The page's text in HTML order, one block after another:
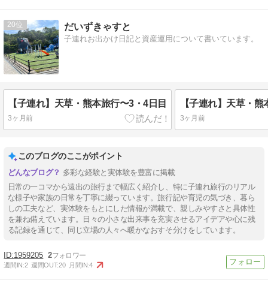
20 だいずきゃすと
子連れお出かけ日記と資産運用について書いています。
【子連れ】天草・熊本旅行〜3・4日目
3ヶ月前
【子連れ】天草・
3ヶ月前
このブログのここがポイント
多彩な経験と実体験を豊富に掲載
日常の一コマから遠出の旅行まで幅広く紹介し、特に子連れ旅行のリアル
な様子や家族の日常を丁寧に綴っています。旅行記や育児の気づき、暮ら
しの工夫など、実体験をもとにした情報が満載で、親しみやすさと具体性
を兼ね備えています。日々の小さな出来事を充実させるアイデアや心に残
る記録を通じて、同じ立場の人々へ暖かなおすそ分けをしています。
1959205 2
週間IN:2 週間OUT:20 月間IN:4